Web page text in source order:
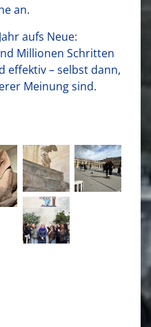
an.
aufs Neue:
Millionen Schritten
effektiv – selbst dann,
Meinung sind.